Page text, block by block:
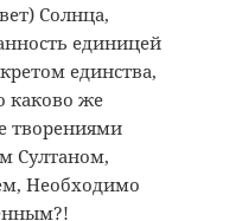
Солнца,
единицей
единства,
каково же
творениями
Султаном,
Необходимо